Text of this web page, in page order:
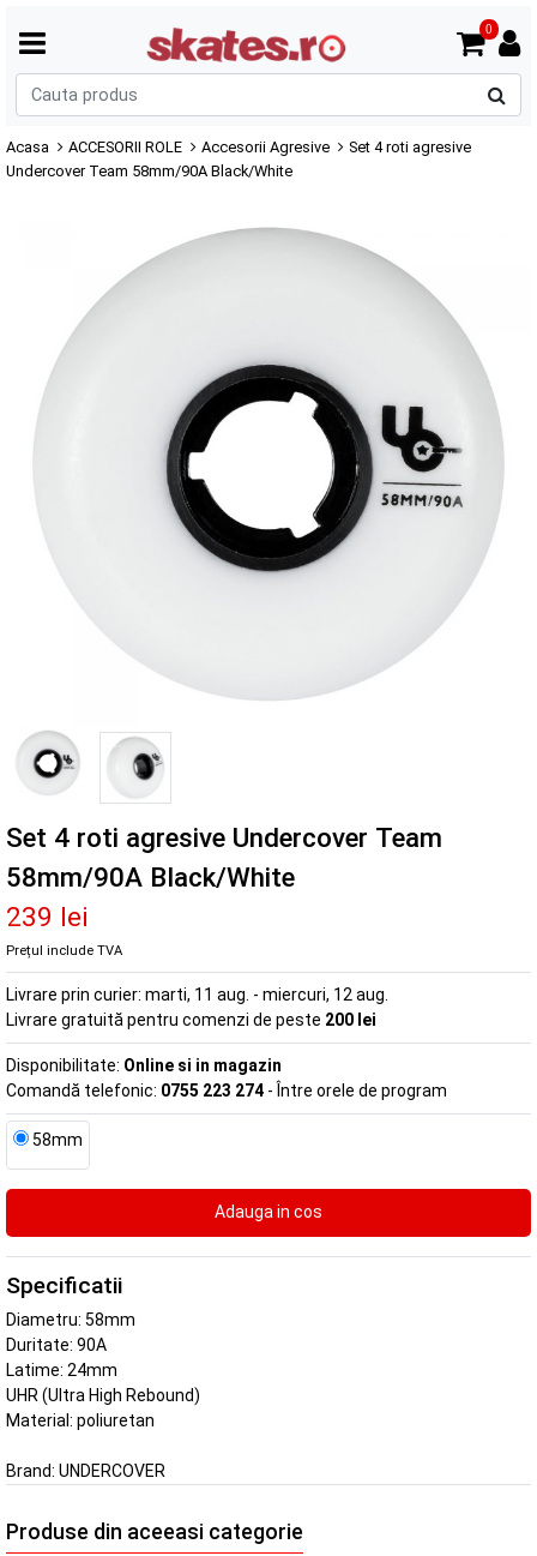
0
Acasa ACCESORII ROLE Accesorii Agresive
Set 4 roti agresive
Undercover Team 58mm/90A Black/White
Set 4 roti agresive Undercover Team
58mm/90A Black/White
239 lei
Prețul include TVA
Livrare prin curier: marti, 11 aug. - miercuri, 12 aug.
Livrare gratuită pentru comenzi de peste 200 lei
Disponibilitate: Online si in magazin
Comandă telefonic: 0755 223 274 - Între orele de program
58mm
Specificatii
Diametru: 58mm
Duritate: 90A
Latime: 24mm
UHR (Ultra High Rebound)
Material: poliuretan
Brand: UNDERCOVER
Produse din aceeasi categorie